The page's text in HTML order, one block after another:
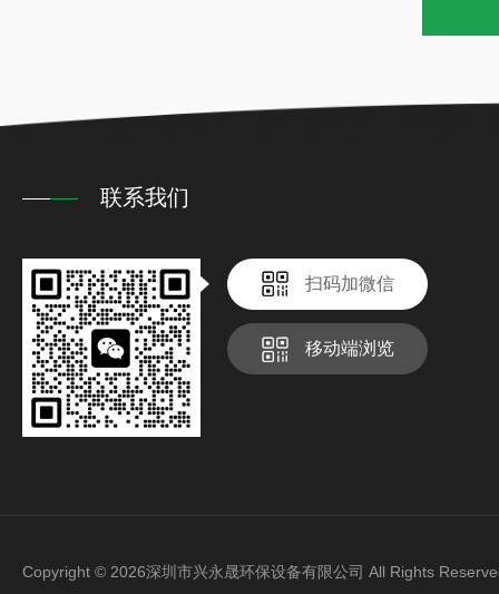
联系我们
扫码加微信
移动端浏览
Copyright © 2026深圳市兴永晟环保设备有限公司 All Rights